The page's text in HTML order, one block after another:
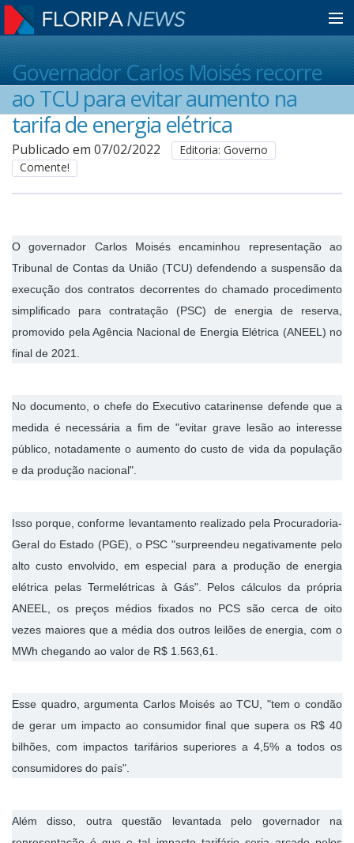
Home
Notícias
Colunistas
Guia de Serviços
Anuncie
Agenda Cultural
Fale Conosco
Governador Carlos Moisés recorre
ao TCU para evitar aumento na
tarifa de energia elétrica
Publicado em 07/02/2022
Editoria: Governo
Comente!
O governador Carlos Moisés encaminhou representação ao
Tribunal de Contas da União (TCU) defendendo a suspensão da
execução dos contratos decorrentes do chamado procedimento
simplificado para contratação (PSC) de energia de reserva,
promovido pela Agência Nacional de Energia Elétrica (ANEEL) no
final de 2021.
No documento, o chefe do Executivo catarinense defende que a
medida é necessária a fim de "evitar grave lesão ao interesse
público, notadamente o aumento do custo de vida da população
e da produção nacional".
Isso porque, conforme levantamento realizado pela Procuradoria-
Geral do Estado (PGE), o PSC "surpreendeu negativamente pelo
alto custo envolvido, em especial para a produção de energia
elétrica pelas Termelétricas à Gás". Pelos cálculos da própria
ANEEL, os preços médios fixados no PCS são cerca de oito
vezes maiores que a média dos outros leilões de energia, com o
MWh chegando ao valor de R$ 1.563,61.
Esse quadro, argumenta Carlos Moisés ao TCU, "tem o condão
de gerar um impacto ao consumidor final que supera os R$ 40
bilhões, com impactos tarifários superiores a 4,5% a todos os
consumidores do país".
Além disso, outra questão levantada pelo governador na